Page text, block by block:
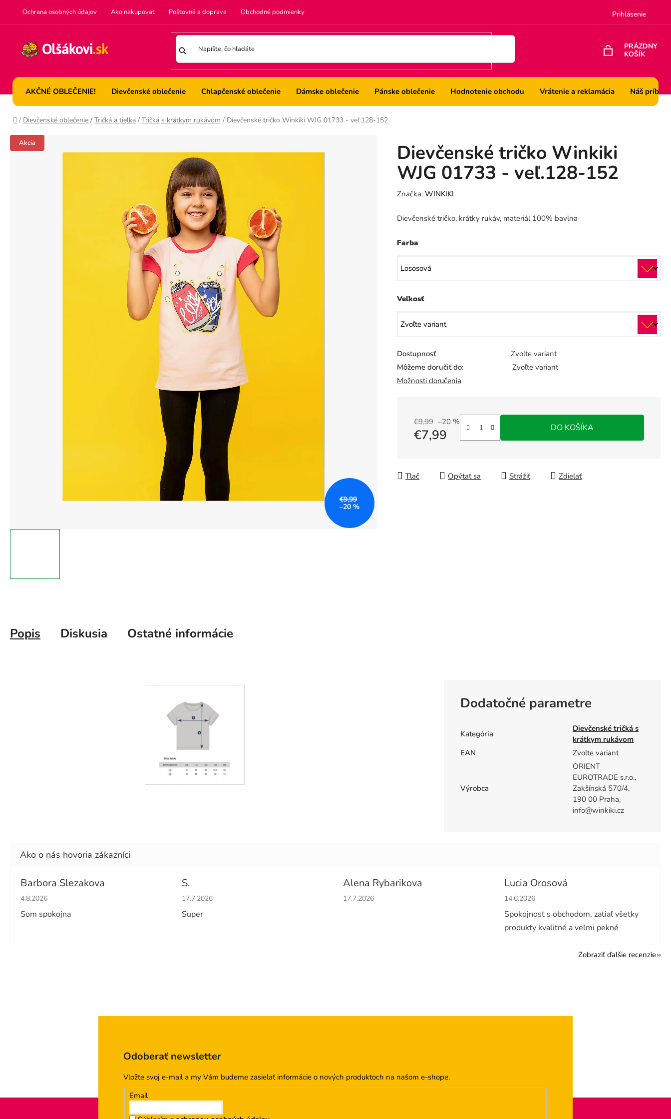
obsah
Ochrana osobných údajov Ako nakupovať Poštovné a doprava Obchodné podmienky Prihlásenie
KOŠÍK
PRÁZDNY
KOŠÍK
AKČNÉ OBLEČENIE! Dievčenské oblečenie Chlapčenské oblečenie Dámske oblečenie Pánske oblečenie Hodnotenie obchodu Vrátenie a reklamácia Náš príbeh
Domov
/ Dievčenské oblečenie / Tričká a tielka / Tričká s krátkym rukávom / Dievčenské tričko Winkiki WJG 01733 - veľ.128-152
Dievčenské tričko Winkiki
WJG 01733 - veľ.128-152
Značka: WINKIKI
Dievčenské tričko, krátky rukáv, materiál 100% bavlna
Farba
Veľkosť
Dostupnosť
Zvoľte variant
Môžeme doručiť do:
Zvoľte variant
Možnosti doručenia
€9,99 –20 %
€7,99 DO KOŠÍKA
Tlač Opýtať sa Strážiť Zdieľať
Akcia
€9,99
–20 %
Popis Diskusia Ostatné informácie
Dodatočné parametre
Kategória
Dievčenské tričká s
krátkym rukávom
EAN
Zvoľte variant
Výrobca
ORIENT
EUROTRADE s.r.o.,
Zakšínská 570/4,
190 00 Praha,
info@winkiki.cz
Barbora Slezakova
Hodnotenie obchodu je 5 z 5 hviezdičiek.
4.8.2026
Som spokojna
S.
Hodnotenie obchodu je 5 z 5 hviezdičiek.
17.7.2026
Super
Alena Rybarikova
Hodnotenie obchodu je 5 z 5 hviezdičiek.
17.7.2026
Lucia Orosová
Hodnotenie obchodu je 5 z 5 hviezdičiek.
14.6.2026
Spokojnosť s obchodom, zatiaľ všetky
produkty kvalitné a veľmi pekné
Zobraziť ďalšie recenzie
Odoberať newsletter
Vložte svoj e-mail a my Vám budeme zasielať informácie o nových produktoch na našom e-shope.
Email